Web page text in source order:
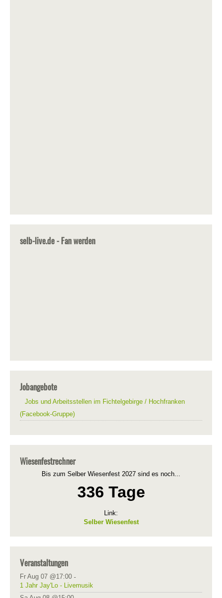
selb-live.de - Fan werden
Jobangebote
Jobs und Arbeitsstellen im Fichtelgebirge / Hochfranken
(Facebook-Gruppe)
Wiesenfestrechner
Bis zum Selber Wiesenfest 2027 sind es noch...
336 Tage
Link:
Selber Wiesenfest
Veranstaltungen
Fr Aug 07 @17:00 -
1 Jahr Jay'Lo - Livemusik